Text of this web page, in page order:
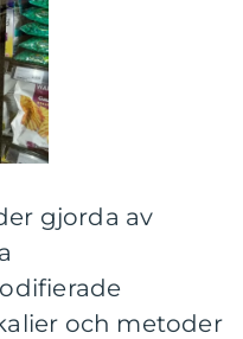
gjorda av
och metoder